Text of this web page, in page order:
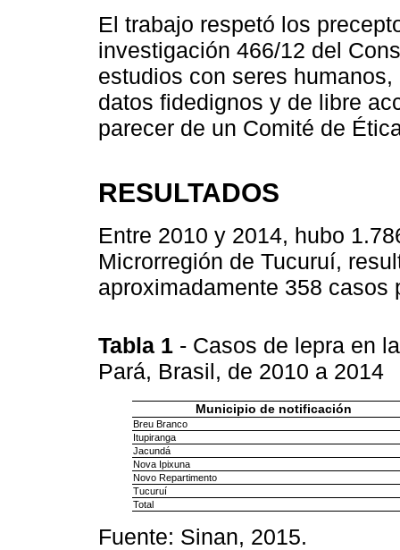
El trabajo respetó los
investigación 466/12 del
estudios con seres
datos fidedignos y de libre
parecer de un Comité de
RESULTADOS
Entre 2010 y 2014, hubo
Microrregión de Tucuruí,
aproximadamente 358 casos
Tabla 1 - Casos de lepra en
Pará, Brasil, de 2010 a 2014
Municipio de notificación
Breu Branco
Itupiranga
Jacundá
Nova Ipixuna
Novo Repartimento
Tucuruí
Total
Fuente: Sinan, 2015.